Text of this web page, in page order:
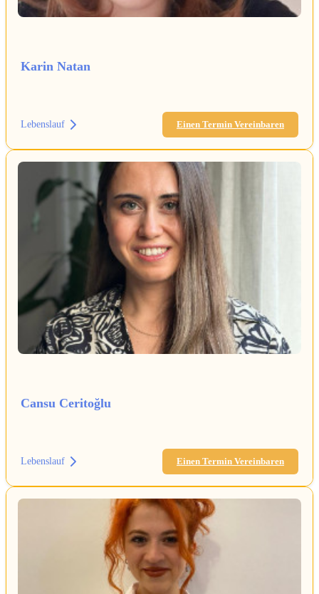
Karin Natan
Lebenslauf Einen Termin Vereinbaren
Cansu Ceritoğlu
Lebenslauf Einen Termin Vereinbaren